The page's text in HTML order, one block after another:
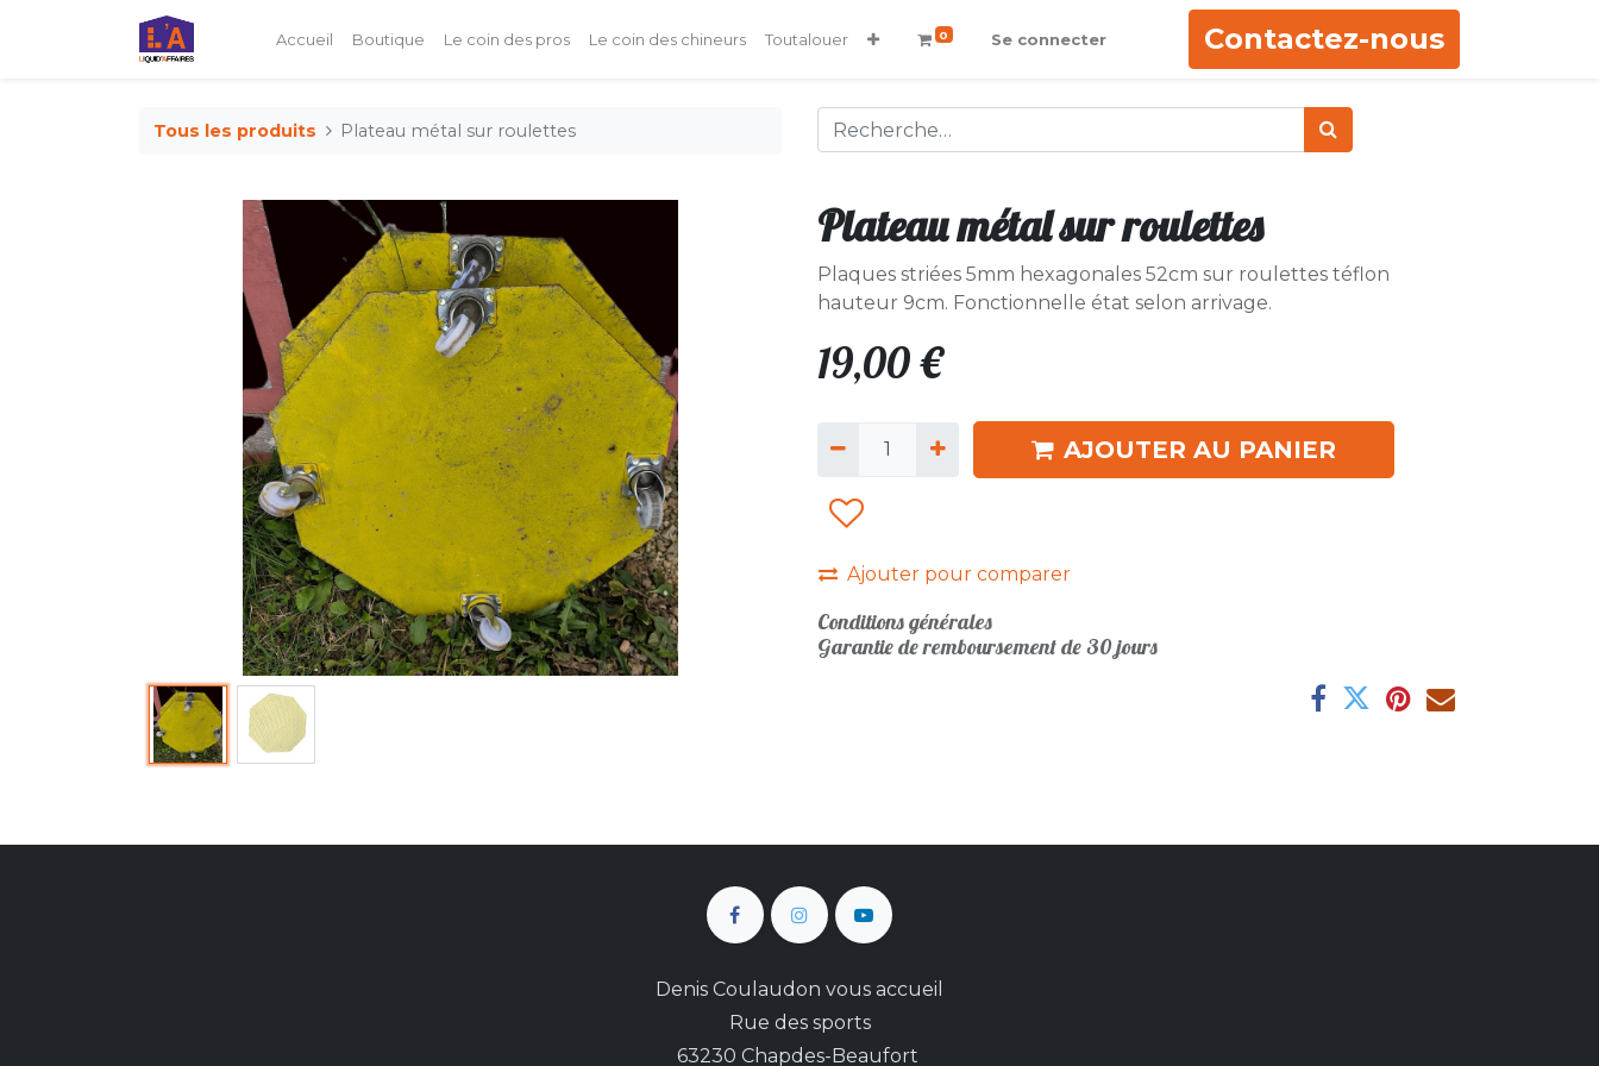
Accueil Boutique Le coin des pros Le coin des chineurs Toutalouer 0 Se connecter Contactez-nous
Tous les produits Plateau métal sur roulettes
Plateau métal sur roulettes
Plaques striées 5mm hexagonales 52cm sur roulettes téflon
hauteur 9cm. Fonctionnelle état selon arrivage.
19,00€
AJOUTER AU PANIER
Ajouter pour comparer
Conditions générales
Garantie de remboursement de 30 jours
Denis Coulaudon vous accueil
Rue des sports
63230 Chapdes-Beaufort